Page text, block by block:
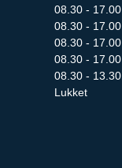
08.30 - 17.00
08.30 - 17.00
08.30 - 17.00
08.30 - 17.00
08.30 - 13.30
Lukket